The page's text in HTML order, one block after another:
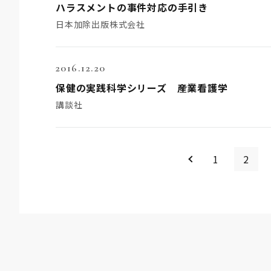
ハラスメントの事件対応の手引き
日本加除出版株式会社
2016.12.20
保健の実践科学シリーズ 産業看護学
講談社
1 2